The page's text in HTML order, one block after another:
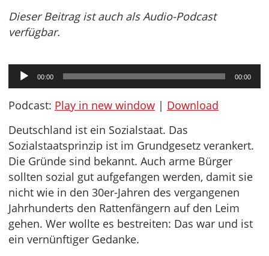
Dieser Beitrag ist auch als Audio-Podcast
verfügbar.
Audio-
Player
00:00 00:00
Podcast: Play in new window | Download
Deutschland ist ein Sozialstaat. Das
Sozialstaatsprinzip ist im Grundgesetz verankert.
Die Gründe sind bekannt. Auch arme Bürger
sollten sozial gut aufgefangen werden, damit sie
nicht wie in den 30er-Jahren des vergangenen
Jahrhunderts den Rattenfängern auf den Leim
gehen. Wer wollte es bestreiten: Das war und ist
ein vernünftiger Gedanke.